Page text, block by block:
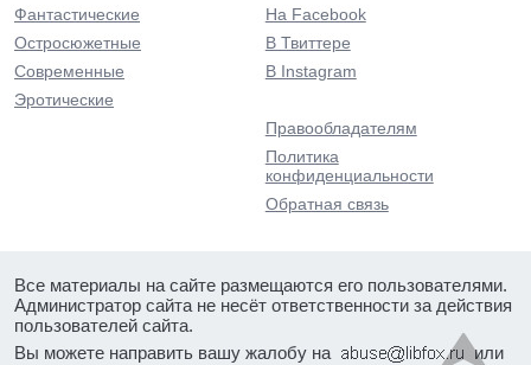
Фантастические
Остросюжетные
Современные
Эротические
На Facebook
В Твиттере
В Instagram
Правообладателям
Политика
конфиденциальности
Обратная связь
Все материалы на сайте размещаются его пользователями.
Администратор сайта не несёт ответственности за действия
пользователей сайта.
Вы можете направить вашу жалобу на
или